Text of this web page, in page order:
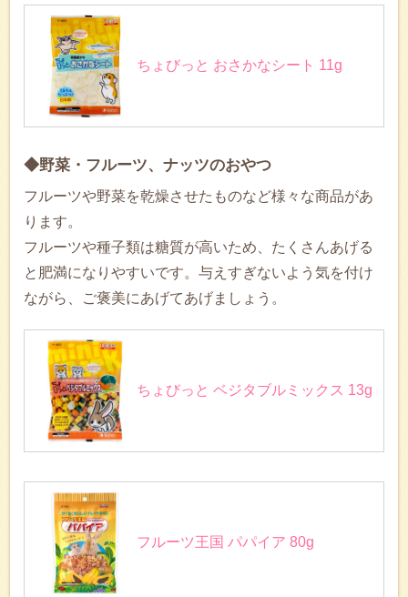
ちょびっと おさかなシート 11g
◆野菜・フルーツ、ナッツのおやつ
フルーツや野菜を乾燥させたものなど様々な商品があ
ります。
フルーツや種子類は糖質が高いため、たくさんあげる
と肥満になりやすいです。与えすぎないよう気を付け
ながら、ご褒美にあげてあげましょう。
ちょびっと ベジタブルミックス 13g
フルーツ王国 パパイア 80g